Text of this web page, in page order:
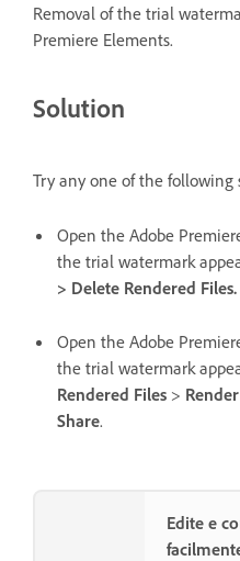
Removal of the trial
Premiere Elements.
Solution
Try any one of the following
Open the Adobe
the trial watermark
> Delete Rendered Files.
Open the Adobe
the trial watermark
Rendered Files >
Share.
Edite e